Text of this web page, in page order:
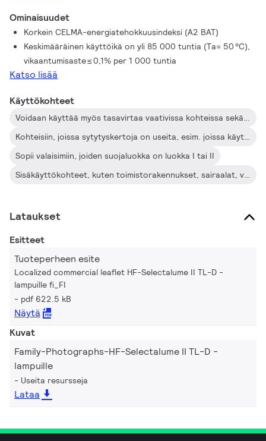
luokanⅠvaatimukset ja sen on oltava riittävän hyvin suojatty
veden sisäänpääsyltä ja pölyltä. Asennuksessa on otettava
huomioon, että kokonaisuuden on oltava ukkossuojattu ja
muilta osin täytettävä vastaavan tyypillisen asennus- ja
käyttökohteen sähkölaitteilta vaadittavat suojausmääräykset.
Ominaisuudet
Korkein CELMA-energiatehokkuusindeksi (A2 BAT)
Keskimääräinen käyttöikä on yli 85 000 tuntia (Ta= 50 °C),
vikaantumisaste ≤ 0,1% per 1 000 tuntia
Katso lisää
Käyttökohteet
Voidaan käyttää myös tasavirtaa vaativissa kohteissa sekä turvalaistusasennuksissa; täysin turvavalaistukselle asetetun EN 61347-3 -annex J -standardin mukainen
Kohteisiin, joissa sytytyskertoja on useita, esim. joissa käytetään läsnäolo- tai liiketunnistimia
Sopii valaisimiin, joiden suojaluokka on luokka I tai II
Sisäkäyttökohteet, kuten toimistorakennukset, sairaalat, valintamyymälät, tavaratalot, teollisuuskiinteistöt ja oppilaitokset
Lataukset
Esitteet
Tuoteperheen esite
Localized commercial leaflet HF-Selectalume II TL-D -
lampuille fi_FI
pdf 622.5 kB
Näytä
Kuvat
Family-Photographs-HF-Selectalume II TL-D -
lampuille
Useita resursseja
Lataa